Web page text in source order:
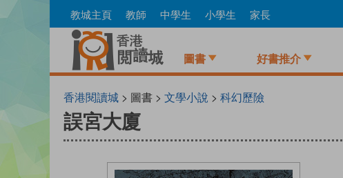
to
教城主頁 教師 中學生 小學生 家長
圖書 好書推介
香港閱讀城 > 圖書 > 文學小說 > 科幻歷險
誤宮大廈